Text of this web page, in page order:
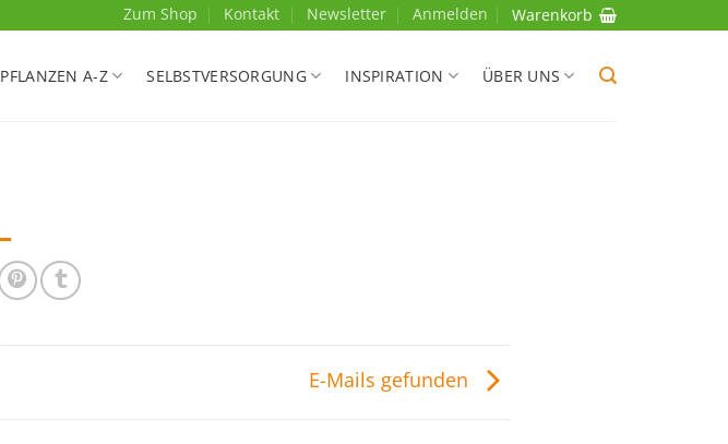
Zum Shop Kontakt Newsletter Anmelden Warenkorb
PFLANZEN A-Z SELBSTVERSORGUNG INSPIRATION ÜBER UNS
E-Mails gefunden